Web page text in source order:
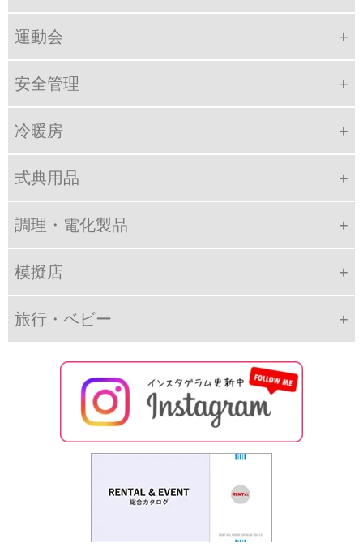
運動会
安全管理
冷暖房
式典用品
調理・電化製品
模擬店
旅行・ベビー